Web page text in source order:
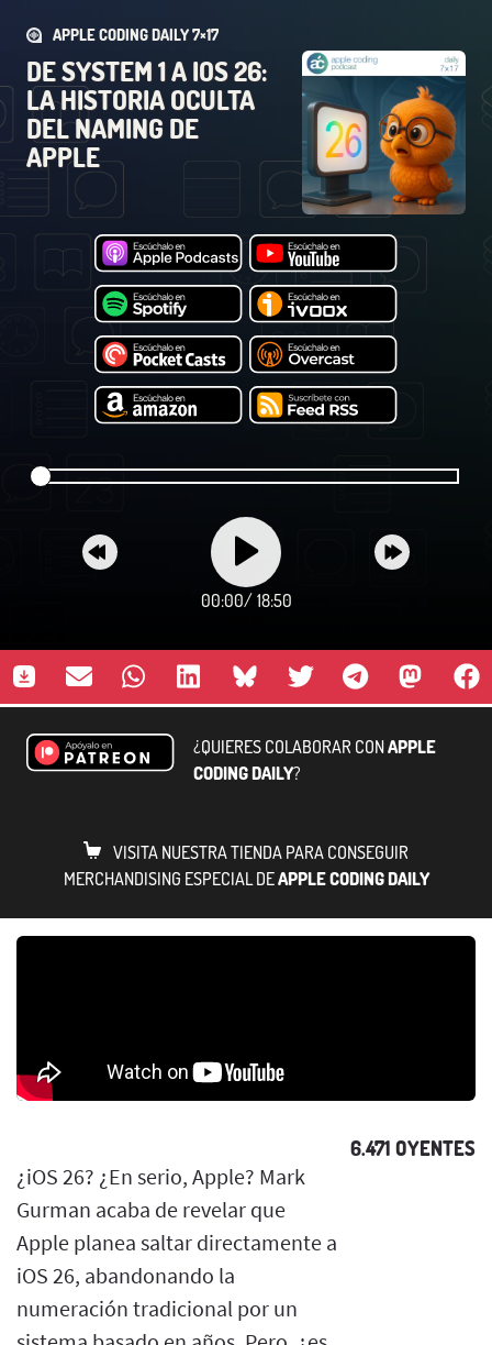
APPLE CODING DAILY 7×17
DE SYSTEM 1 A IOS 26:
LA HISTORIA OCULTA
DEL NAMING DE
APPLE
00:00/ 18:50
¿QUIERES COLABORAR CONAPPLE
CODING DAILY?
VISITA NUESTRA TIENDA PARA CONSEGUIR
MERCHANDISING ESPECIAL DEAPPLE CODING DAILY
6.471 OYENTES
¿iOS 26? ¿En serio, Apple? Mark
Gurman acaba de revelar que
Apple planea saltar directamente a
iOS 26, abandonando la
numeración tradicional por un